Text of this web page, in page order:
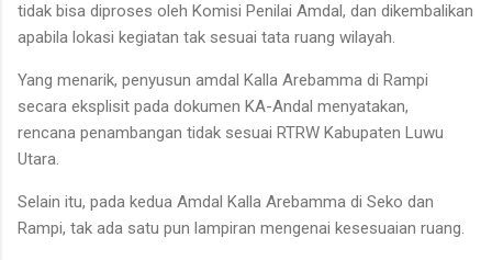
tidak bisa diproses oleh Komisi Penilai Amdal, dan dikembalikan
apabila lokasi kegiatan tak sesuai tata ruang wilayah.
Yang menarik, penyusun amdal Kalla Arebamma di Rampi
secara eksplisit pada dokumen KA-Andal menyatakan,
rencana penambangan tidak sesuai RTRW Kabupaten Luwu
Utara.
Selain itu, pada kedua Amdal Kalla Arebamma di Seko dan
Rampi, tak ada satu pun lampiran mengenai kesesuaian ruang.